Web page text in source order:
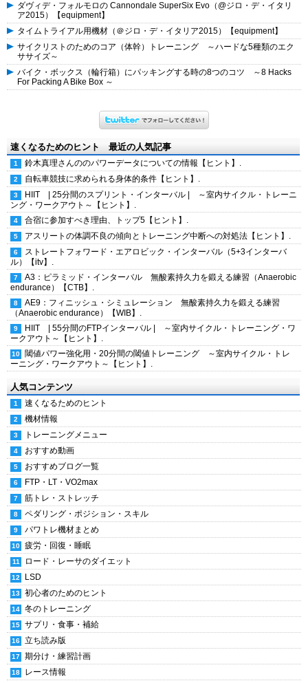
ダヴィデ・フォルモロの Cannondale SuperSix Evo（@ジロ・デ・イタリ
ア2015）【equipment】
タイムトライアル用機材（＠ジロ・デ・イタリア2015）【equipment】
サイクリストのためのコア（体幹）トレーニング ～ハードな5種類のエク
ササイズ～
バイク・ボックス（輪行箱）にパッキングする時の8つのコツ ～8 Hacks
For Packing A Bike Box ～
速くなるためのヒント 最近の人気記事
鈴木真理さんののパワーデータについての情報【ヒント】.
自転車競技に求められる身体的条件【ヒント】.
HIIT | 25分間のスプリント・インターバル | ～室内サイクル・トレーニ
ング・ワークアウト～【ヒント】.
合宿に参加すべき理由、トップ5【ヒント】.
アスリートの体調不良の傾向とトレーニング中断への対処法【ヒント】.
ストレートフォワード・エアロビック・インターバル（5+3インターバ
ル）【itv】.
A3：ピラミッド・インターバル 無酸素持久力を鍛える練習（Anaerobic
endurance）【CTB】.
AE9：フィニッシュ・シミュレーション 無酸素持久力を鍛える練習
（Anaerobic endurance）【WIB】.
HIIT | 55分間のFTPインターバル | ～室内サイクル・トレーニング・ワ
ークアウト～【ヒント】.
閾値パワー強化用・20分間の閾値トレーニング ～室内サイクル・トレ
ーニング・ワークアウト～【ヒント】.
人気コンテンツ
速くなるためのヒント
機材情報
トレーニングメニュー
おすすめ動画
おすすめブログ一覧
FTP・LT・VO2max
筋トレ・ストレッチ
ペダリング・ポジション・スキル
パワトレ機材まとめ
疲労・回復・睡眠
ロード・レーサのダイエット
LSD
初心者のためのヒント
冬のトレーニング
サプリ・食事・補給
立ち読み版
期分け・練習計画
レース情報